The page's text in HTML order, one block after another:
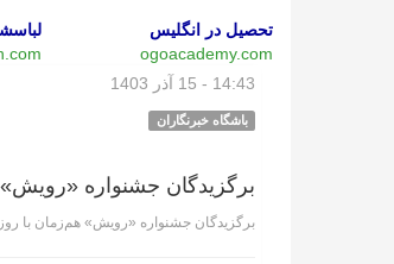
تحصیل در انگلیس
ogoacademy.com
14:43 - 15 آذر 1403
باشگاه خبرنگاران
برگزیدگان جشنواره
برگزیدگان جشنواره «رویش» هم‌زمان با